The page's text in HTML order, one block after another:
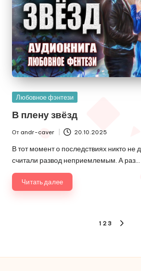
Опубликовано
Любовное фэнтези
В плену звёзд
Запись
от
От andr-caver 20.10.2025
В тот момент о последствиях никто не
считали развод неприемлемым. А раз…
Читать далее
1 2 3